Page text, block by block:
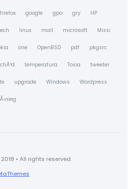
firefox google gpo gry HP
linux mail microsoft Missi
one OpenBSD pdf pkgsrc
temperatura Tosia tweeter
upgrade Windows Wordpress
Å›nieg
• All rights reserved.